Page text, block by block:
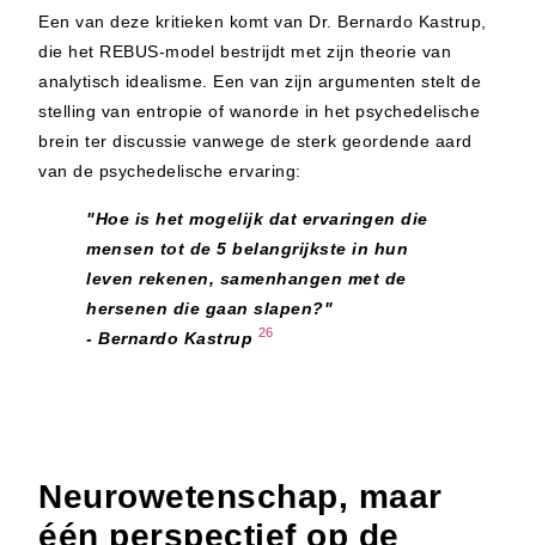
Een van deze kritieken komt van Dr. Bernardo Kastrup,
die het REBUS-model bestrijdt met zijn theorie van
analytisch idealisme. Een van zijn argumenten stelt de
stelling van entropie of wanorde in het psychedelische
brein ter discussie vanwege de sterk geordende aard
van de psychedelische ervaring:
"Hoe is het mogelijk dat ervaringen die
mensen tot de 5 belangrijkste in hun
leven rekenen, samenhangen met de
hersenen die gaan slapen?"
- Bernardo Kastrup 26
Neurowetenschap, maar
één perspectief op de